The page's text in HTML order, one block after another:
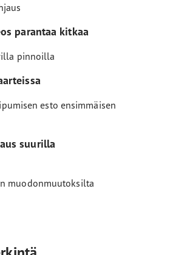
parantaa kitkaa
pinnoilla
esto ensimmäisen
suurilla
muodonmuutoksilta